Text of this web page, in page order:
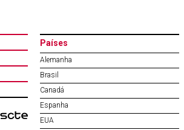
Países
Alemanha
Brasil
Canadá
Espanha
EUA